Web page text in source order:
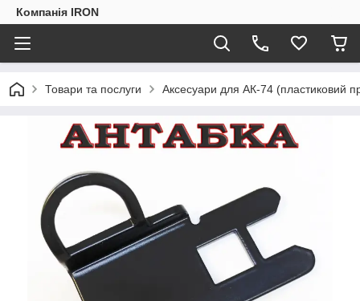
Компанія IRON
Товари та послуги Аксесуари для АК-74 (пластиковий